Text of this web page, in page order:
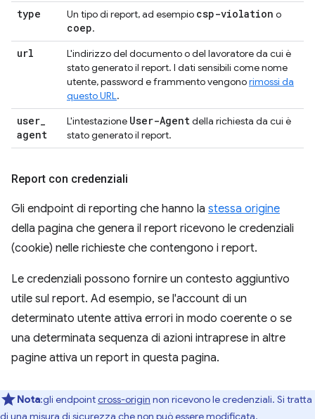
type Un tipo di report, ad esempio csp-violation o
coep.
url
L'indirizzo del documento o del lavoratore da cui è
stato generato il report. I dati sensibili come nome
utente, password e frammento vengonorimossi da
questo URL.
user
agent
L'intestazione User-Agent della richiesta da cui è
stato generato il report.
Report con credenziali
Gli endpoint di reporting che hanno la stessa origine
della pagina che genera il report ricevono le credenziali
(cookie) nelle richieste che contengono i report.
Le credenziali possono fornire un contesto aggiuntivo
utile sul report. Ad esempio, se l'account di un
determinato utente attiva errori in modo coerente o se
una determinata sequenza di azioni intraprese in altre
pagine attiva un report in questa pagina.
Nota:gli endpointcross-origin non ricevono le credenziali. Si tratta
di una misura di sicurezza che non può essere modificata.